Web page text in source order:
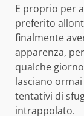
E proprio per
preferito
finalmente
apparenza,
qualche
lasciano
tentativi di
intrappolato.